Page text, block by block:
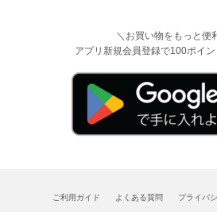
＼お買い物をもっと便
アプリ新規会員登録で100ポイン
ご利用ガイド よくある質問 プライバ